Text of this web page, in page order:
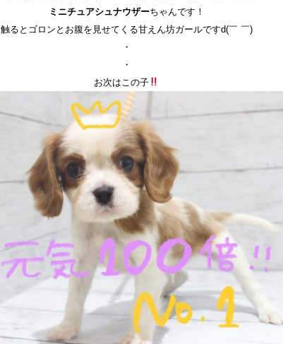
ミニチュアシュナウザーちゃんです！
触るとゴロンとお腹を見せてくる甘えん坊ガールですd(￣ ￣)
・
・
お次はこの子